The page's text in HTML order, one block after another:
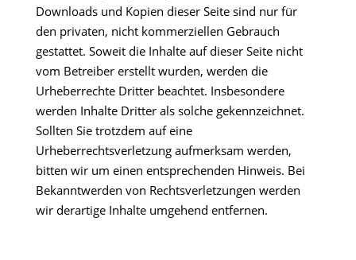
Downloads und Kopien dieser Seite sind nur für
den privaten, nicht kommerziellen Gebrauch
gestattet. Soweit die Inhalte auf dieser Seite nicht
vom Betreiber erstellt wurden, werden die
Urheberrechte Dritter beachtet. Insbesondere
werden Inhalte Dritter als solche gekennzeichnet.
Sollten Sie trotzdem auf eine
Urheberrechtsverletzung aufmerksam werden,
bitten wir um einen entsprechenden Hinweis. Bei
Bekanntwerden von Rechtsverletzungen werden
wir derartige Inhalte umgehend entfernen.